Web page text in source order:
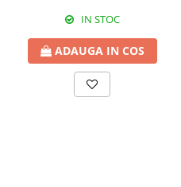
IN STOC
ADAUGA IN COS